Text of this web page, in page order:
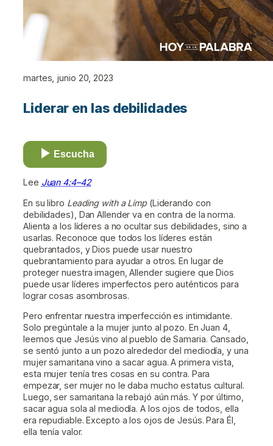
martes, junio 20, 2023
Liderar en las debilidades
Escucha
Lee Juan 4:4–42
En su libro Leading with a Limp (Liderando con
debilidades), Dan Allender va en contra de la norma.
Alienta a los líderes a no ocultar sus debilidades, sino a
usarlas. Reconoce que todos los líderes están
quebrantados, y Dios puede usar nuestro
quebrantamiento para ayudar a otros. En lugar de
proteger nuestra imagen, Allender sugiere que Dios
puede usar líderes imperfectos pero auténticos para
lograr cosas asombrosas.
Pero enfrentar nuestra imperfección es intimidante.
Solo pregúntale a la mujer junto al pozo. En Juan 4,
leemos que Jesús vino al pueblo de Samaria. Cansado,
se sentó junto a un pozo alrededor del mediodía, y una
mujer samaritana vino a sacar agua. A primera vista,
esta mujer tenía tres cosas en su contra. Para
empezar, ser mujer no le daba mucho estatus cultural.
Luego, ser samaritana la rebajó aún más. Y por último,
sacar agua sola al mediodía. A los ojos de todos, ella
era repudiable. Excepto a los ojos de Jesús. Para Él,
ella tenía valor.